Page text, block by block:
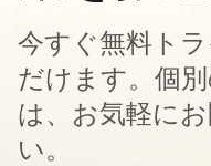
今すぐ無料ト
だけます。個
は、お気軽に
い。